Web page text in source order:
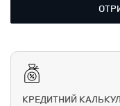
КРЕДИТНИЙ